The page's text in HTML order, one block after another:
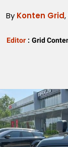
By Konten Grid
Editor : Grid